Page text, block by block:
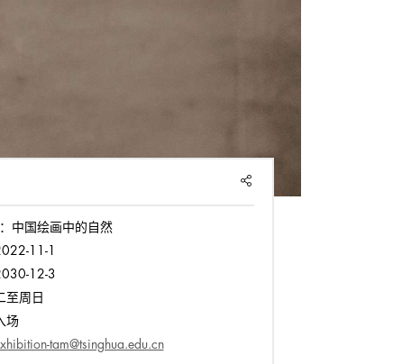
中国绘画中的自然
11-1
12-3
至周日
场
tam@tsinghua.edu.cn